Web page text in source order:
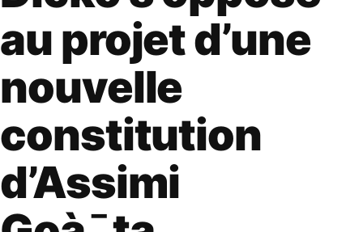
au projet d’une
nouvelle
constitution
d’Assimi